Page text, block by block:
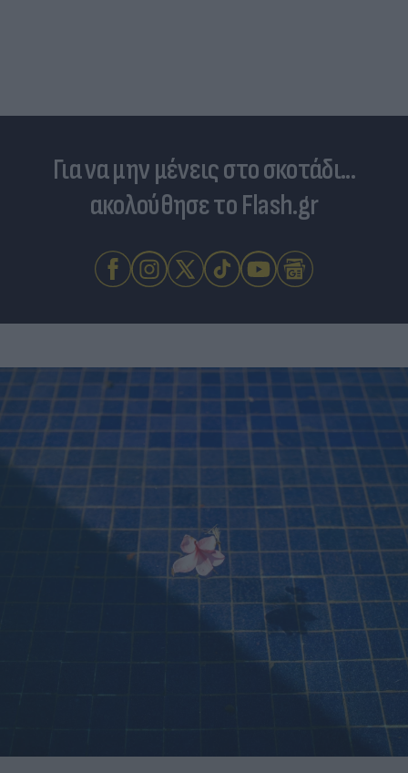
Για να μην μένεις στο σκοτάδι...
ακολούθησε το Flash.gr